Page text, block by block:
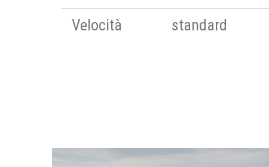
Velocità
standard